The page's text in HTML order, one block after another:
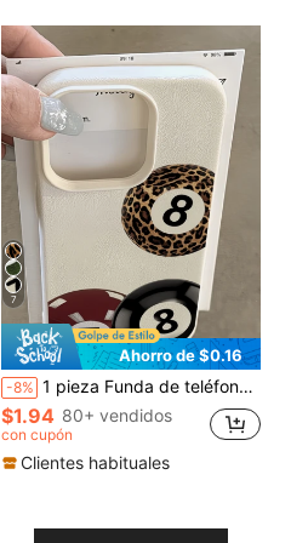
7
Ahorro de $0.16
-8% 1 pieza Funda de teléfono a prueba de golpes con cobertura total de TPU con patrón de billar blanco y contraste compatible con Apple 16, 15, 14, 13, 12, 11 Pro Max, Series
$1.94 80+ vendidos
con cupón
Clientes habituales